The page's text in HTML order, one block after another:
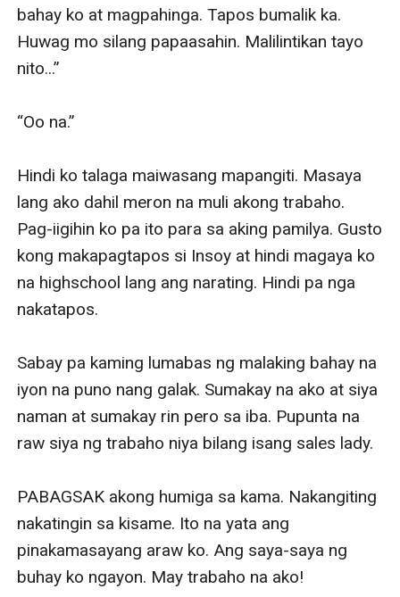
bahay ko at magpahinga. Tapos bumalik ka.
Huwag mo silang papaasahin. Malilintikan tayo
nito...”
“Oo na.”
Hindi ko talaga maiwasang mapangiti. Masaya
lang ako dahil meron na muli akong trabaho.
Pag-iigihin ko pa ito para sa aking pamilya. Gusto
kong makapagtapos si Insoy at hindi magaya ko
na highschool lang ang narating. Hindi pa nga
nakatapos.
Sabay pa kaming lumabas ng malaking bahay na
iyon na puno nang galak. Sumakay na ako at siya
naman at sumakay rin pero sa iba. Pupunta na
raw siya ng trabaho niya bilang isang sales lady.
PABAGSAK akong humiga sa kama. Nakangiting
nakatingin sa kisame. Ito na yata ang
pinakamasayang araw ko. Ang saya-saya ng
buhay ko ngayon. May trabaho na ako!